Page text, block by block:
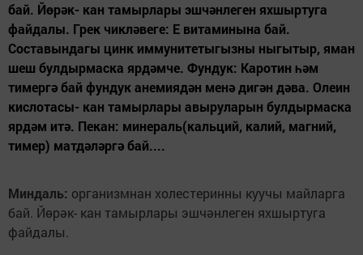
бай. Йөрәк- кан тамырлары эшчәнлеген яхшыртуга
файдалы. Грек чикләвеге: Е витаминына бай.
Составындагы цинк иммунитетыгызны ныгытыр, яман
шеш булдырмаска ярдәмче. Фундук: Каротин һәм
тимергә бай фундук анемиядән менә дигән дәва. Олеин
кислотасы- кан тамырлары авыруларын булдырмаска
ярдәм итә. Пекан: минераль(кальций, калий, магний,
тимер) матдәләргә бай....
Миндаль: организмнан холестеринны куучы майларга
бай. Йөрәк- кан тамырлары эшчәнлеген яхшыртуга
файдалы.